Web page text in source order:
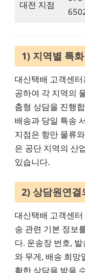
대전 지점
1) 지역별 특
대신택배 고객센
공하여 각 지역의
춤형 상담을 진행
배송과 당일 특송
지점은 항만 물류
은 공단 지역의 산
있습니다.
2) 상담원연결
대신택배 고객센
송 관련 기본 정보
다. 운송장 번호,
와 무게, 배송 희망
확한 상담을 받을